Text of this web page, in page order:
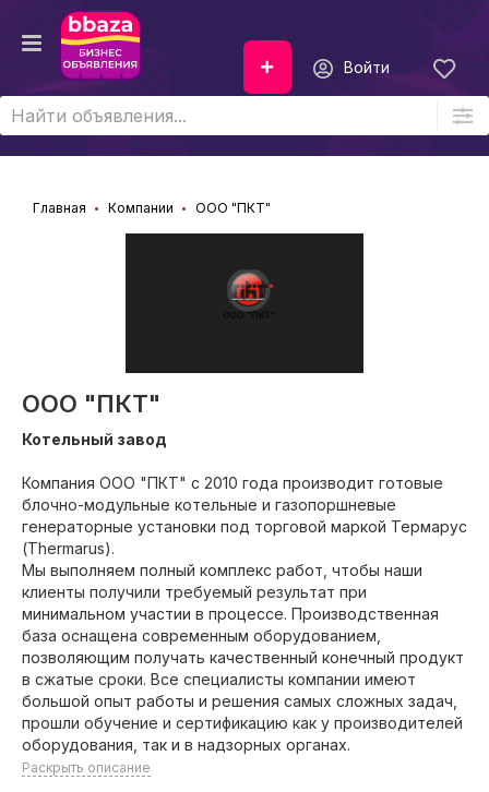
Войти
Главная Компании ООО "ПКТ"
ООО "ПКТ"
Котельный завод
Компания ООО "ПКТ" с 2010 года производит готовые
блочно-модульные котельные и газопоршневые
генераторные установки под торговой маркой Термарус
(Thermarus).
Мы выполняем полный комплекс работ, чтобы наши
клиенты получили требуемый результат при
минимальном участии в процессе. Производственная
база оснащена современным оборудованием,
позволяющим получать качественный конечный продукт
в сжатые сроки. Все специалисты компании имеют
большой опыт работы и решения самых сложных задач,
прошли обучение и сертификацию как у производителей
оборудования, так и в надзорных органах.
Раскрыть описание